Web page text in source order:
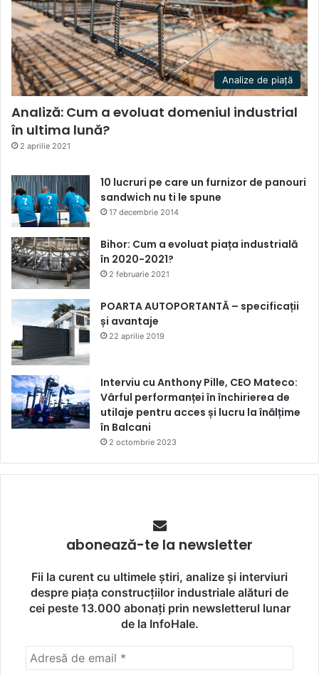
Analize de piață
Analiză: Cum a evoluat domeniul industrial
în ultima lună?
2 aprilie 2021
10 lucruri pe care un furnizor de panouri
sandwich nu ti le spune
17 decembrie 2014
Bihor: Cum a evoluat piața industrială
în 2020-2021?
2 februarie 2021
POARTA AUTOPORTANTĂ – specificații
și avantaje
22 aprilie 2019
Interviu cu Anthony Pille, CEO Mateco:
Vârful performanței în închirierea de
utilaje pentru acces și lucru la înălțime
în Balcani
2 octombrie 2023
abonează-te la newsletter
Fii la curent cu ultimele știri, analize și interviuri
despre piața construcțiilor industriale alături de
cei peste 13.000 abonați prin newsletterul lunar
de la InfoHale.